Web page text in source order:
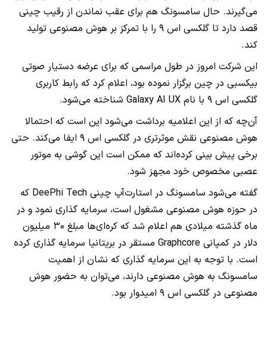
می‌گیرند. حال سامسونگ هم برای عقب نماندن از رقیب چینی
قصد دارد تا گلکسی اس ۹ را با تمرکز بر هوش مصنوعی تولید
کند.
این شرکت امروز در طول مراسمی که برای عرضه دستیار صوتی
بیکسبی در چین برگزار نموده بود، اعلام کرد که رابط کاربری
گلکسی اس ۹ با نام Galaxy AI UX شناخته می‌شود.
آن‌چه که از این اعلامیه برداشت می‌شود این است که احتمالا
هوش مصنوعی نقش موثرتری در گلکسی اس ۹ ایفا می‌کند. حتی
برخی پیش‌ بینی کرده‌اند که ممکن است این گوشی به موتور
عصبی مخصوص خود مجهز شود.
گفته‌ می‌شود سامسونگ در استارت‌آپ چینی DeePhi Tech که
در حوزه هوش مصنوعی مشغول است، سرمایه گذاری نمود و در
ماه گذشته میلادی هم اعلام شد که کره‌ای‌ها مبلغ ۳۰ میلیون
دلار در کمپانی Graphcore مستقر در بریتانیا سرمایه گذاری کرده
است. با توجه به این سرمایه‌ گذاری که نشان از اهمیت
سامسونگ به هوش مصنوعی دارند، می‌توان به حضور هوش
مصنوعی در گلکسی اس ۹ امیدوار بود.